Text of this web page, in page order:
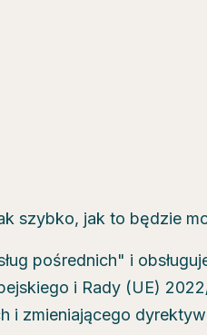
szybko, jak to będzie
pośrednich" i
i Rady (UE)
i zmieniającego